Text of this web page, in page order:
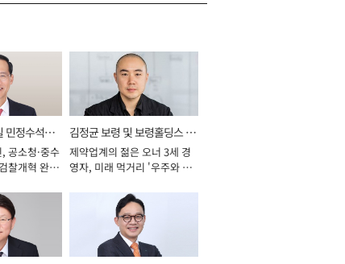
민정수석비
공소청·중수
찰개혁 완수
김정균 보령 및 보령홀딩스 대
표이사 사장
제약업계의 젊은 오너 3세 경
영자, 미래 먹거리 '우주와 헬